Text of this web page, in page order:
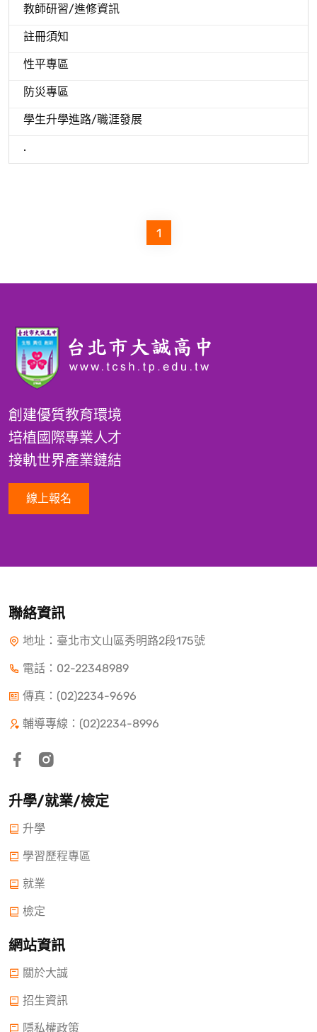
教師研習/進修資訊
註冊須知
性平專區
防災專區
學生升學進路/職涯發展
.
1
創建優質教育環境
培植國際專業人才
接軌世界產業鏈結
線上報名
聯絡資訊
地址：臺北市文山區秀明路2段175號
電話： 02-22348989
傳真：(02)2234-9696
輔導專線：(02)2234-8996
升學/就業/檢定
升學
學習歷程專區
就業
檢定
網站資訊
關於大誠
招生資訊
隱私權政策